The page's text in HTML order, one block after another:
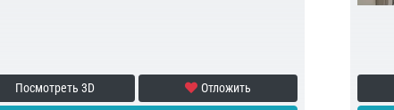
Посмотреть 3D Отложить